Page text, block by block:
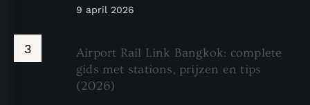
9 april 2026
Airport Rail Link Bangkok: complete
gids met stations, prijzen en tips
(2026)